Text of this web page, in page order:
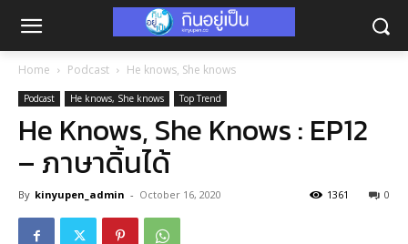
Home Podcast He knows, She knows
Podcast He knows, She knows Top Trend
He Knows, She Knows : EP12
– ภาษาดิ้นได้
By kinyupen_admin - October 16, 2020 0
1361